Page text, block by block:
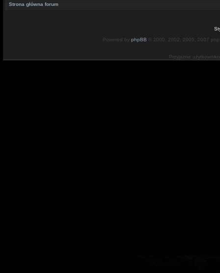
Strona główna forum
Powered by phpBB © 2000, 2002, 2005, 2007
Przyjazne